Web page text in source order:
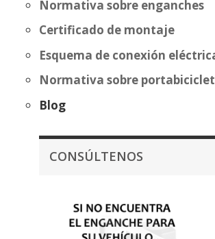
Normativa sobre enganches
Certificado de montaje
Esquema de conexión
Normativa sobre
Blog
CONSÚLTENOS